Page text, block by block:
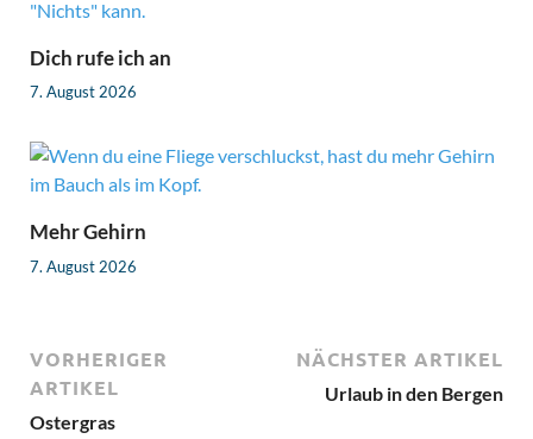
Dich rufe ich an
7. August 2026
Mehr Gehirn
7. August 2026
VORHERIGER
ARTIKEL
Ostergras
NÄCHSTER ARTIKEL
Urlaub in den Bergen